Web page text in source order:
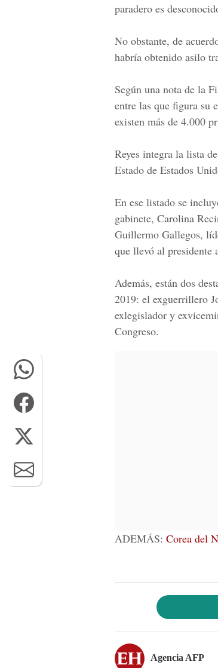
paradero es
No obstante, de
habría obtenido asilo
Según una nota de la
entre las que figura su
existen más de 4.000
Reyes integra la lista
Estado de Estados
En ese listado se
gabinete, Carolina
Guillermo Gallegos,
que llevó al presidente
Además, están dos
2019: el exguerrillero
exlegislador y
Congreso.
ADEMÁS: Corea del
Agencia AFP